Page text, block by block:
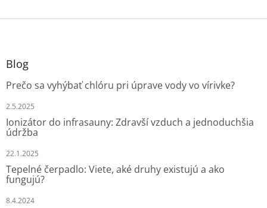
Z
Blog
Prečo sa vyhýbať chlóru pri úprave vody vo vírivke?
2.5.2025
Ionizátor do infrasauny: Zdravší vzduch a jednoduchšia
údržba
22.1.2025
Tepelné čerpadlo: Viete, aké druhy existujú a ako
fungujú?
8.4.2024